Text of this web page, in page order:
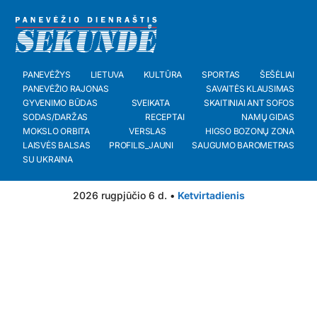
PANEVĖŽYS LIETUVA KULTŪRA SPORTAS
ŠEŠĖLIAI
PANEVĖŽIO RAJONAS
SAVAITĖS KLAUSIMAS
GYVENIMO BŪDAS
SVEIKATA
SKAITINIAI ANT SOFOS
SODAS/DARŽAS
RECEPTAI
NAMŲ GIDAS
MOKSLO ORBITA
VERSLAS
HIGSO BOZONŲ ZONA
LAISVĖS BALSAS
PROFILIS_JAUNI
SAUGUMO BAROMETRAS
SU UKRAINA
2026 rugpjūčio 6 d. • Ketvirtadienis